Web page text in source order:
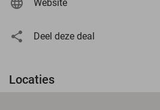
Website
Deel deze deal
Locaties